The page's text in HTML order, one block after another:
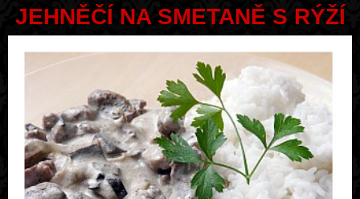
JEHNĚČÍ NA SMETANĚ S RÝŽÍ